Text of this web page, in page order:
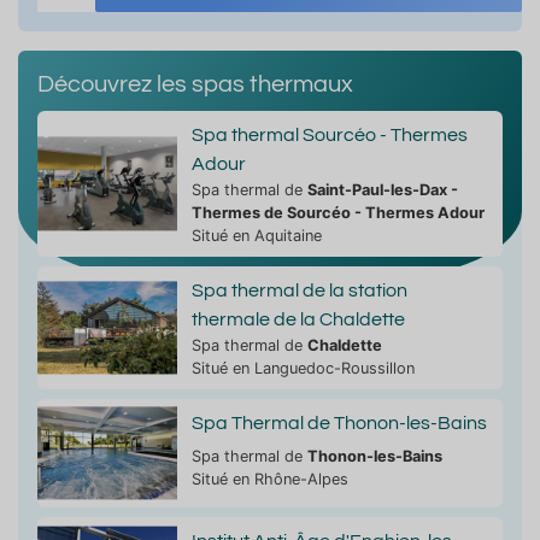
Découvrez les spas thermaux
Spa thermal Sourcéo - Thermes
Adour
Spa thermal de Saint-Paul-les-Dax -
Thermes de Sourcéo - Thermes Adour
Situé en Aquitaine
Spa thermal de la station
thermale de la Chaldette
Spa thermal de Chaldette
Situé en Languedoc-Roussillon
Spa Thermal de Thonon-les-Bains
Spa thermal de Thonon-les-Bains
Situé en Rhône-Alpes